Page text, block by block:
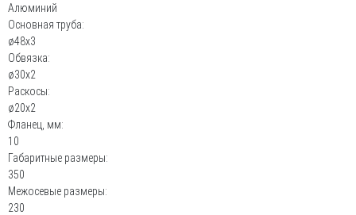
Алюминий
Основная труба:
ø48х3
Обвязка:
ø30х2
Раскосы:
ø20х2
Фланец, мм:
10
Габаритные размеры:
350
Межосевые размеры:
230